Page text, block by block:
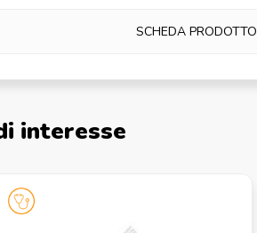
SCHEDA PRODOTTO
interesse